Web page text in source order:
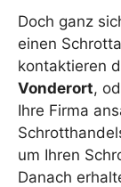
Doch ganz
einen
kontaktieren
Vonderort,
Ihre Firma
um Ihren
Danach